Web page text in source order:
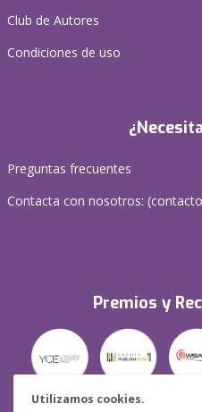
Utilizamos cookies.
Club de Autores
Condiciones de uso
Preguntas frecuentes
Contacta con nosotros: (
Premios y